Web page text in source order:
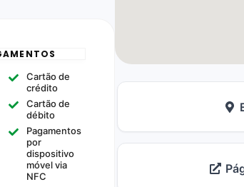
Cartão de
crédito
Cartão de
débito
Pagamentos
por
dispositivo
móvel via
NFC